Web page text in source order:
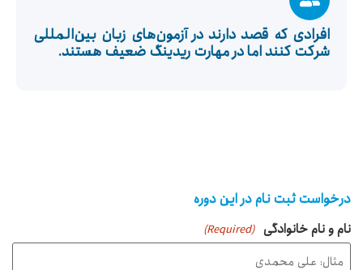
افرادی که قصد دارند در آزمون‌های زبان بین‌المللی
شرکت کنند اما در مهارت ریدینگ ضعیف هستند.
درخواست ثبت نام در این دوره
نام و نام خانوادگی (Required)